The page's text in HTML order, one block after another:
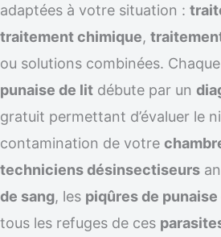
adaptées à votre situation :
traitement chimique,
ou solutions combinées. Chaque
punaise de lit débute par un
gratuit permettant d’évaluer le
contamination de votre
techniciens désinsectiseurs
de sang, les piqûres de
tous les refuges de ces